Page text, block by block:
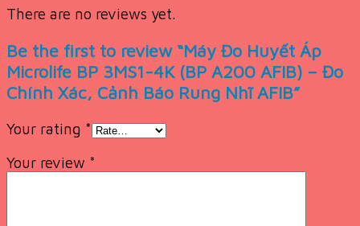
There are no reviews yet.
Be the first to review “Máy Đo Huyết Áp
Microlife BP 3MS1-4K (BP A200 AFIB) – Đo
Chính Xác, Cảnh Báo Rung Nhĩ AFIB”
Your rating *
Your review *